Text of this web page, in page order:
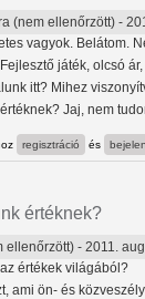
(nem ellenőrzött) -
vagyok. Belátom.
játék, olcsó
itt? Mihez
Jaj, nem
regisztráció és
értéknek?
ellenőrzött) - 2011.
értékek világából?
ami ön- és